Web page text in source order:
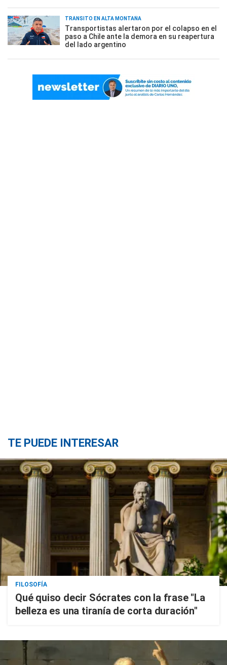
TRÁNSITO EN ALTA MONTAÑA
Transportistas alertaron por el colapso en el
paso a Chile ante la demora en su reapertura
del lado argentino
TE PUEDE INTERESAR
FILOSOFÍA
Qué quiso decir Sócrates con la frase "La
belleza es una tiranía de corta duración"